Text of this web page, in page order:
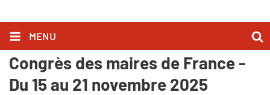
MENU
Dispositif spécial 107ème
Congrès des maires de France -
Du 15 au 21 novembre 2025